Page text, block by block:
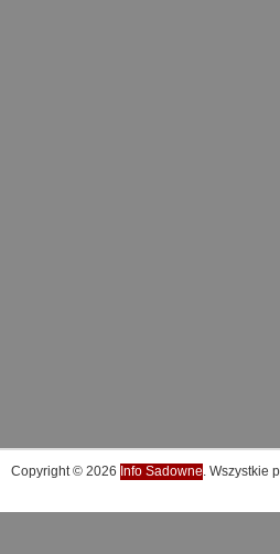
Copyright © 2026 Info Sadowne. Wszystkie